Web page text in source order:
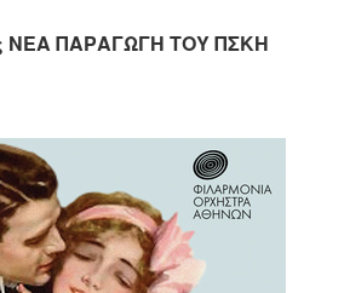
ΝΕΑ ΠΑΡΑΓΩΓΗ ΤΟΥ ΠΣΚΗ